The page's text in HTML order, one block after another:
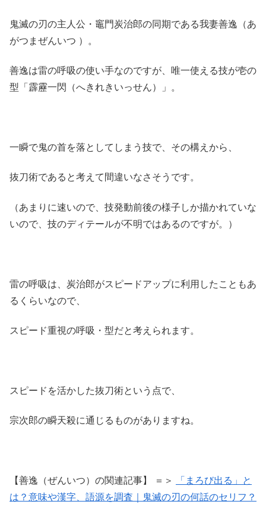
鬼滅の刃の主人公・竈門炭治郎の同期である我妻善逸（あ
がつまぜんいつ ）。
善逸は雷の呼吸の使い手なのですが、唯一使える技が壱の
型「霹靂一閃（へきれきいっせん）」。
一瞬で鬼の首を落としてしまう技で、その構えから、
抜刀術であると考えて間違いなさそうです。
（あまりに速いので、技発動前後の様子しか描かれていな
いので、技のディテールが不明ではあるのですが。）
雷の呼吸は、炭治郎がスピードアップに利用したこともあ
るくらいなので、
スピード重視の呼吸・型だと考えられます。
スピードを活かした抜刀術という点で、
宗次郎の瞬天殺に通じるものがありますね。
【善逸（ぜんいつ）の関連記事】 ＝＞
「まろび出る」と
は？意味や漢字、語源を調査｜鬼滅の刃の何話のセリフ？